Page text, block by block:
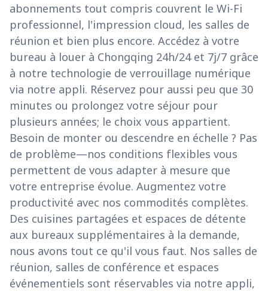
abonnements tout compris couvrent le Wi-Fi
professionnel, l'impression cloud, les salles de
réunion et bien plus encore. Accédez à votre
bureau à louer à Chongqing 24h/24 et 7j/7 grâce
à notre technologie de verrouillage numérique
via notre appli. Réservez pour aussi peu que 30
minutes ou prolongez votre séjour pour
plusieurs années; le choix vous appartient.
Besoin de monter ou descendre en échelle ? Pas
de problème—nos conditions flexibles vous
permettent de vous adapter à mesure que
votre entreprise évolue. Augmentez votre
productivité avec nos commodités complètes.
Des cuisines partagées et espaces de détente
aux bureaux supplémentaires à la demande,
nous avons tout ce qu'il vous faut. Nos salles de
réunion, salles de conférence et espaces
événementiels sont réservables via notre appli,